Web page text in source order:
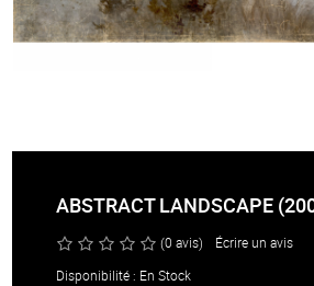
ABSTRACT LANDSCAPE
(0 avis) Écrire un avis
Disponibilité : En Stock